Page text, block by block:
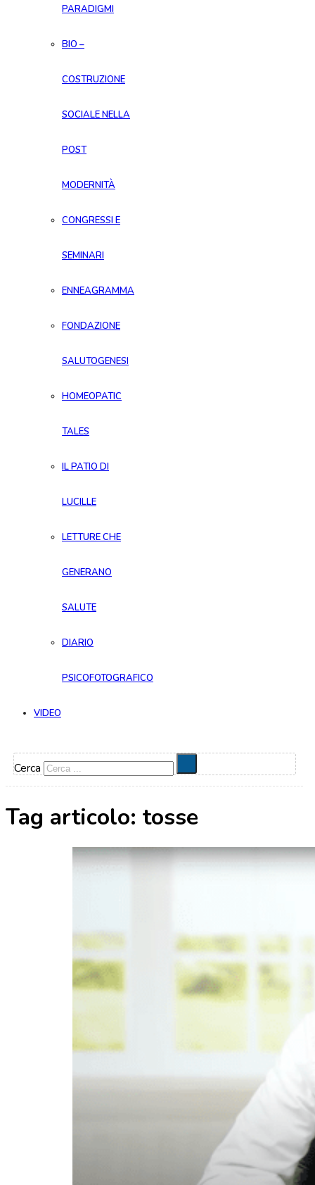
PARADIGMI
BIO –
COSTRUZIONE
SOCIALE NELLA
POST
MODERNITÀ
CONGRESSI E
SEMINARI
ENNEAGRAMMA
FONDAZIONE
SALUTOGENESI
HOMEOPATIC
TALES
IL PATIO DI
LUCILLE
LETTURE CHE
GENERANO
SALUTE
DIARIO
PSICOFOTOGRAFICO
VIDEO
Cerca
Tag articolo: tosse